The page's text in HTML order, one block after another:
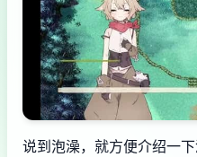
说到泡澡，就方便介绍一